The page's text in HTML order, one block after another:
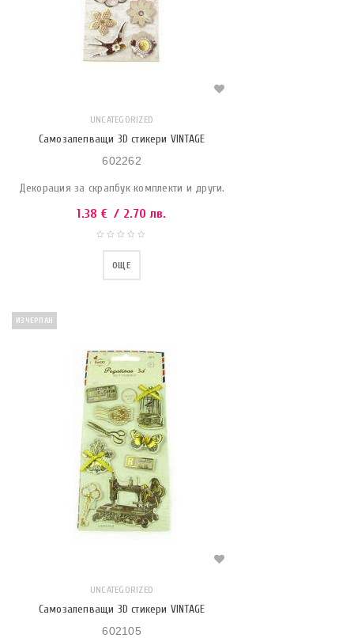
UNCATEGORIZED
Самозалепващи 3D стикери VINTAGE
602262
Декорация за скрапбук комплекти и други.
1.38 € / 2.70 лв.
ОЩЕ
ИЗЧЕРПАН
UNCATEGORIZED
Самозалепващи 3D стикери VINTAGE
602105